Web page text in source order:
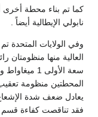
نابولي الإيطالية أيضاً .
وفي الولايات
العالية منها منظومتان
المحطتين منظومة
يعادل ضعف شدة الإشعاع
فقد تناقصت كفاءة قسم